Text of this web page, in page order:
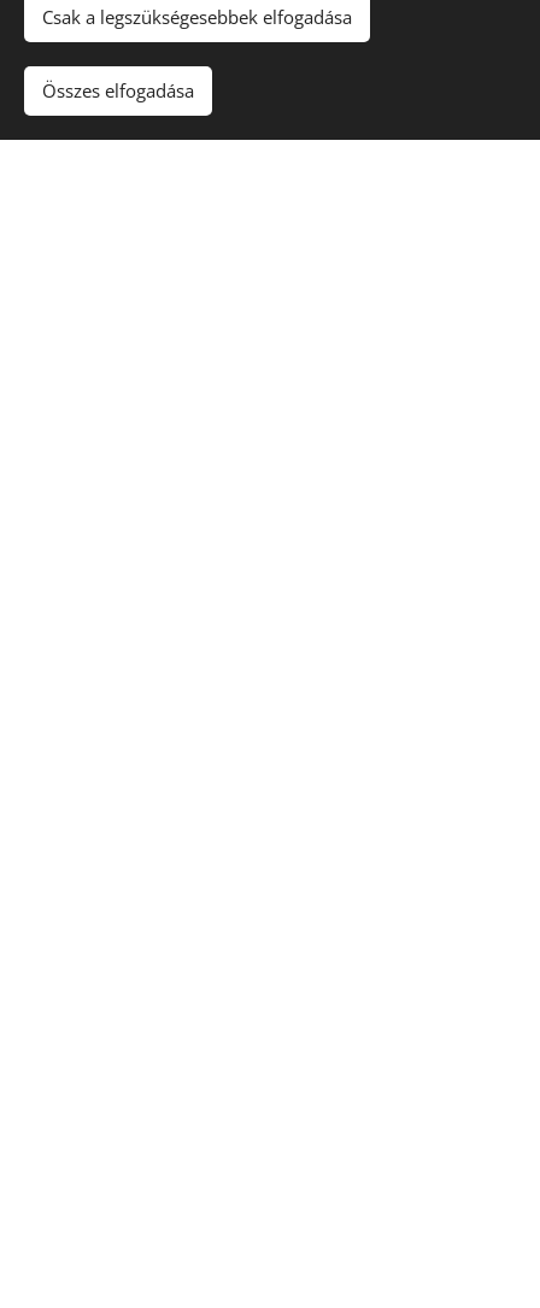
Csak a legszükségesebbek elfogadása
Összes elfogadása